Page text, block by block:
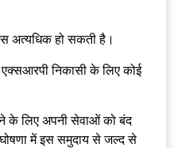
अत्यधिक हो सकती है।
निकासी के लिए कोई
के लिए अपनी सेवाओं को बंद
में इस समुदाय से जल्द से